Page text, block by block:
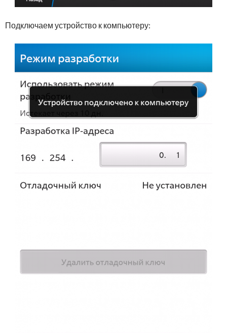
Подключаем устройство к компьютеру: